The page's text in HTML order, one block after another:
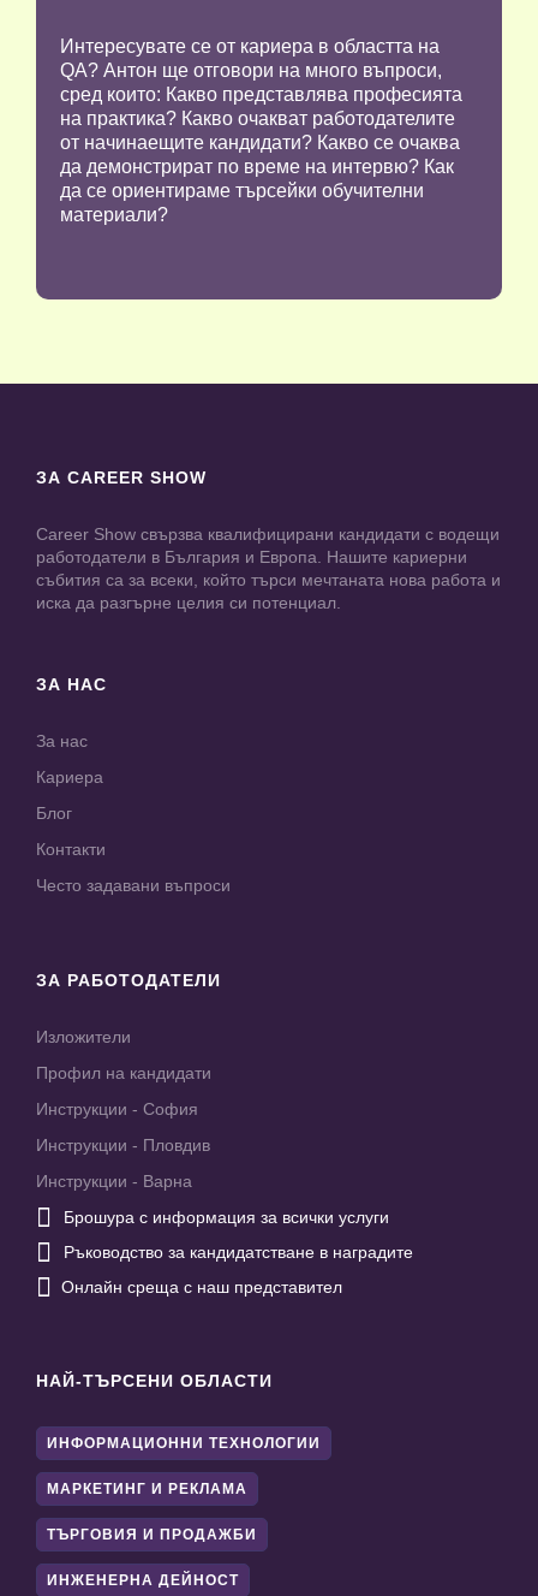
Интересувате се от кариера в областта на
QA? Антон ще отговори на много въпроси,
сред които: Какво представлява професията
на практика? Какво очакват работодателите
от начинаещите кандидати? Какво се очаква
да демонстрират по време на интервю? Как
да се ориентираме търсейки обучителни
материали?
ЗА CAREER SHOW
Career Show свързва квалифицирани кандидати с водещи
работодатели в България и Европа. Нашите кариерни
събития са за всеки, който търси мечтаната нова работа и
иска да разгърне целия си потенциал.
ЗА НАС
За нас
Кариера
Блог
Контакти
Често задавани въпроси
ЗА РАБОТОДАТЕЛИ
Изложители
Профил на кандидати
Инструкции - София
Инструкции - Пловдив
Инструкции - Варна
 Брошура с информация за всички услуги
 Ръководство за кандидатстване в наградите
 Онлайн среща с наш представител
НАЙ-ТЪРСЕНИ ОБЛАСТИ
ИНФОРМАЦИОННИ ТЕХНОЛОГИИ
МАРКЕТИНГ И РЕКЛАМА
ТЪРГОВИЯ И ПРОДАЖБИ
ИНЖЕНЕРНА ДЕЙНОСТ